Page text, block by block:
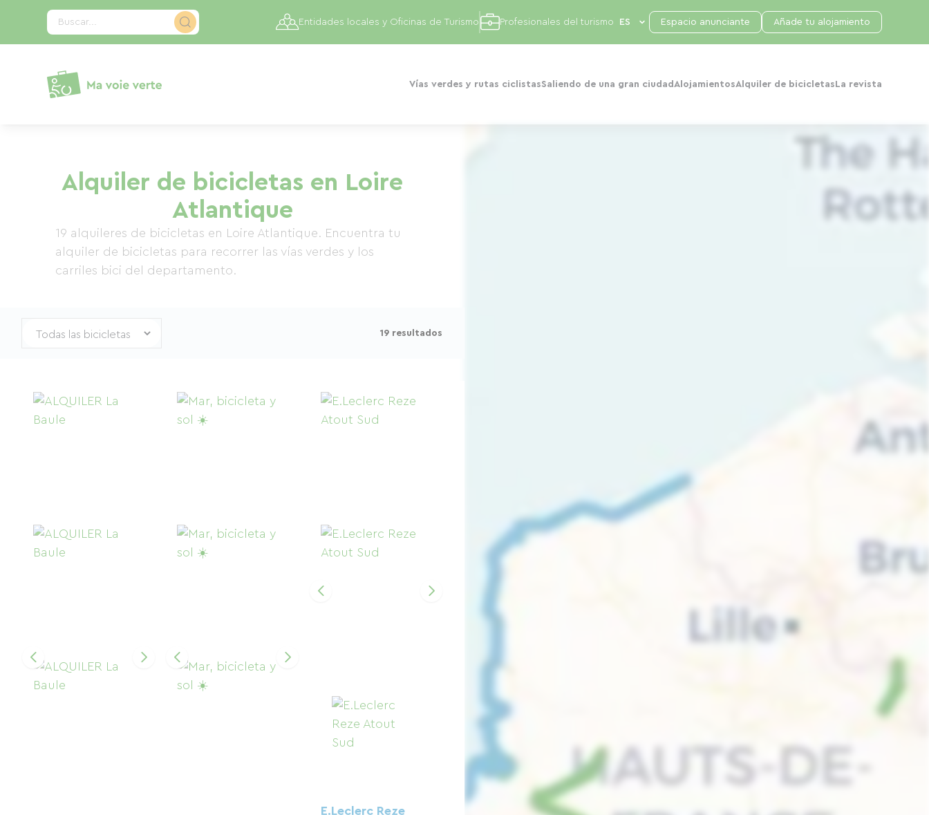
Buscar...
Vías verdes y rutas ciclistasSaliendo de una gran ciudad AlojamientosAlquiler de bicicletas La revista
Entidades locales y Oficinas de Turismo Profesionales del turismo Espacio anunciante Añade tu alojamiento
Alquiler de bicicletas en Loire
Atlantique
19 alquileres de bicicletas en Loire Atlantique. Encuentra tu
alquiler de bicicletas para recorrer las vías verdes y los
carriles bici del departamento.
19 resultados
E.Leclerc Reze
Panel de gestión de cookies